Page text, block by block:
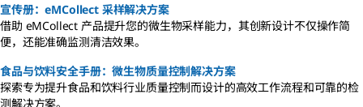
宣传册：eMCollect 采样解决方案
借助 eMCollect 产品提升您的微生物采样能力，其创新设计不仅操作简
便，还能准确监测清洁效果。
食品与饮料安全手册：微生物质量控制解决方案
探索专为提升食品和饮料行业质量控制而设计的高效工作流程和可靠的检
测解决方案。